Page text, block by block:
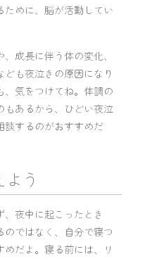
ために、脳が活動してい
成長に伴う体の変化、
も夜泣きの原因になり
気をつけてね。体調の
もあるから、ひどい夜泣
談するのがおすすめだ
う
夜中に起こったとき
のではなく、自分で寝つ
だよ。寝る前には、リ